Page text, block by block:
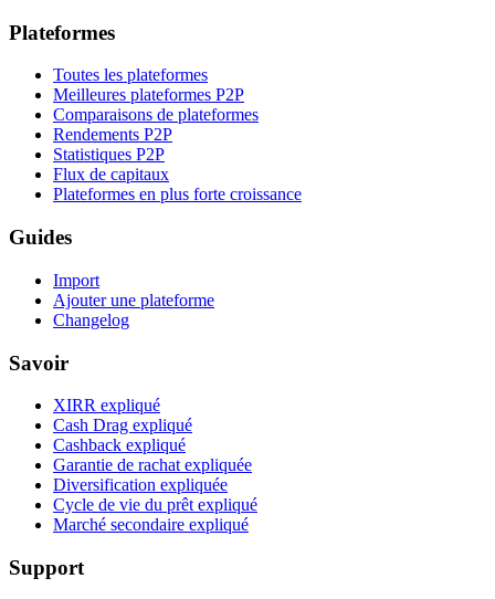
Plateformes
Toutes les plateformes
Meilleures plateformes P2P
Comparaisons de plateformes
Rendements P2P
Statistiques P2P
Flux de capitaux
Plateformes en plus forte croissance
Guides
Import
Ajouter une plateforme
Changelog
Savoir
XIRR expliqué
Cash Drag expliqué
Cashback expliqué
Garantie de rachat expliquée
Diversification expliquée
Cycle de vie du prêt expliqué
Marché secondaire expliqué
Support